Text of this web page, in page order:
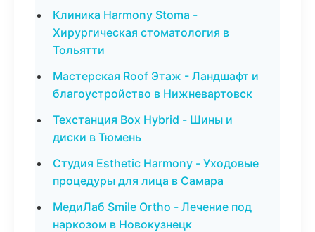
Клиника Harmony Stoma -
Хирургическая стоматология в
Тольятти
Мастерская Roof Этаж - Ландшафт и
благоустройство в Нижневартовск
Техстанция Box Hybrid - Шины и
диски в Тюмень
Студия Esthetic Harmony - Уходовые
процедуры для лица в Самара
МедиЛаб Smile Ortho - Лечение под
наркозом в Новокузнецк